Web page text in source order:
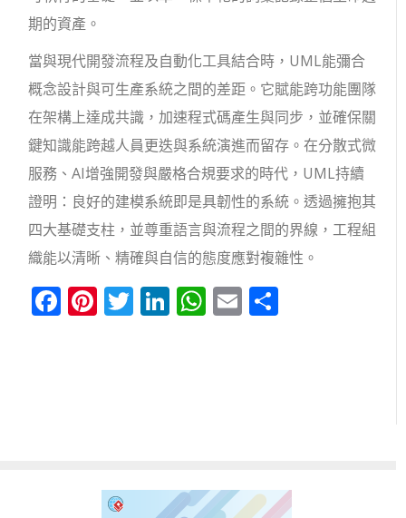
期的資產。
當與現代開發流程及自動化工具結合時，UML能彌合
概念設計與可生產系統之間的差距。它賦能跨功能團隊
在架構上達成共識，加速程式碼產生與同步，並確保關
鍵知識能跨越人員更迭與系統演進而留存。在分散式微
服務、AI增強開發與嚴格合規要求的時代，UML持續
證明：良好的建模系統即是具韌性的系統。透過擁抱其
四大基礎支柱，並尊重語言與流程之間的界線，工程組
織能以清晰、精確與自信的態度應對複雜性。
Facebook
Pinterest
Twitter
LinkedIn
WhatsApp
Email